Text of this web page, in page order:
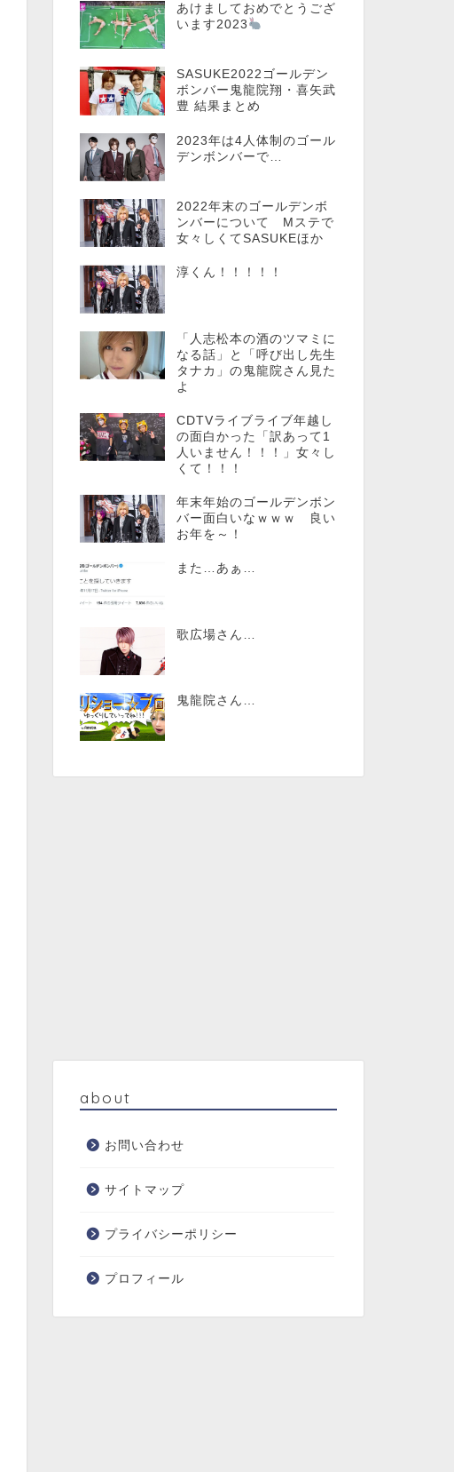
あけましておめでとうござ
います2023
SASUKE2022ゴールデン
ボンバー鬼龍院翔・喜矢武
豊 結果まとめ
2023年は4人体制のゴール
デンボンバーで…
2022年末のゴールデンボ
ンバーについて Mステで
女々しくてSASUKEほか
淳くん！！！！！
「人志松本の酒のツマミに
なる話」と「呼び出し先生
タナカ」の鬼龍院さん見た
よ
CDTVライブライブ年越し
の面白かった「訳あって1
人いません！！！」女々し
くて！！！
年末年始のゴールデンボン
バー面白いなｗｗｗ 良い
お年を～！
また…あぁ…
歌広場さん…
鬼龍院さん…
about
お問い合わせ
サイトマップ
プライバシーポリシー
プロフィール